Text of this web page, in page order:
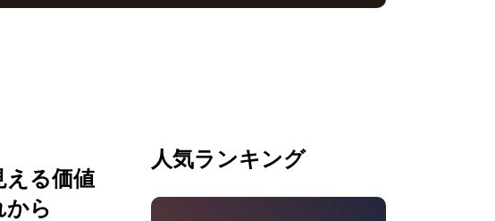
える価値
から
人気ランキング